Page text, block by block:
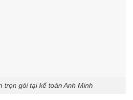
trọn gói tại kế toán Anh Minh